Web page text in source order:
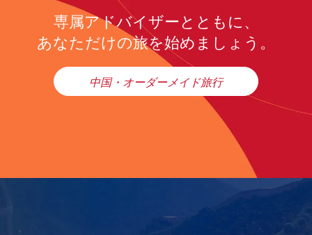
専属アドバイザーとともに、
あなただけの旅を始めましょう。
中国・オーダーメイド旅行